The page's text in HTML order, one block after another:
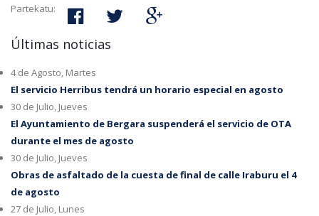
Partekatu:
Últimas noticias
4 de Agosto, Martes
El servicio Herribus tendrá un horario especial en agosto
30 de Julio, Jueves
El Ayuntamiento de Bergara suspenderá el servicio de OTA
durante el mes de agosto
30 de Julio, Jueves
Obras de asfaltado de la cuesta de final de calle Iraburu el 4
de agosto
27 de Julio, Lunes